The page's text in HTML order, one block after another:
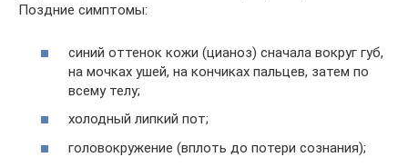
Поздние симптомы:
синий оттенок кожи (цианоз) сначала вокруг губ,
на мочках ушей, на кончиках пальцев, затем по
всему телу;
холодный липкий пот;
головокружение (вплоть до потери сознания);